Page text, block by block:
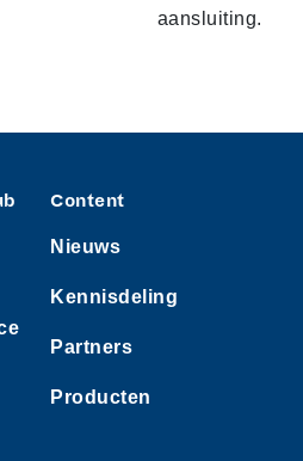
aansluiting.
Content
Nieuws
Kennisdeling
Partners
Producten